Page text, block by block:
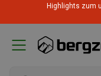
Highlights zum